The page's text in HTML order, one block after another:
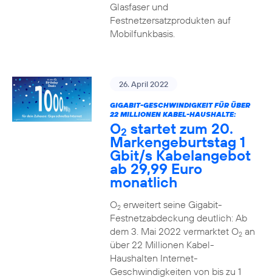
Glasfaser und
Festnetzersatzprodukten auf
Mobilfunkbasis.
26. April 2022
GIGABIT-GESCHWINDIGKEIT FÜR ÜBER
22 MILLIONEN KABEL-HAUSHALTE:
O2 startet zum 20.
Markengeburtstag 1
Gbit/s Kabelangebot
ab 29,99 Euro
monatlich
O2erweitert seine Gigabit-
Festnetzabdeckung deutlich: Ab
dem 3. Mai 2022 vermarktet O2an
über 22 Millionen Kabel-
Haushalten Internet-
Geschwindigkeiten von bis zu 1